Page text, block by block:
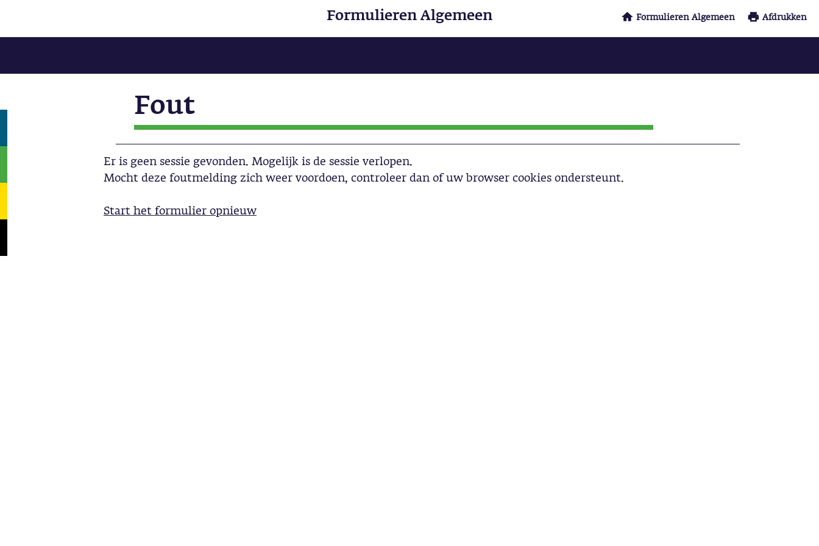
Formulieren Algemeen Formulieren Algemeen Afdrukken
Fout
Er is geen sessie gevonden. Mogelijk is de sessie verlopen.
Mocht deze foutmelding zich weer voordoen, controleer dan of uw browser cookies ondersteunt.
Start het formulier opnieuw